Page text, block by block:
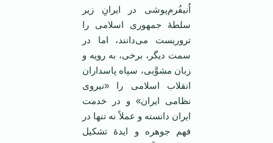
اُنیفُرم‌پوشی در ایرانِ زیر
سلطۀ جمهوری اسلامی را
تروریست می‌دانند، اما در
سمت دیگر، برخی، به رویه و
زبان مشوَّبی، سپاه پاسداران
انقلاب اسلامی را «نیروی
نظامی ایران» و در خدمت
ایران دانسته و عملاً نه تنها در
فهم جوهره و ایدۀ تشکیل